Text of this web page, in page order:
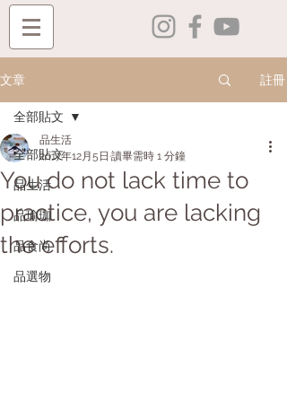
文章 註冊
全部貼文
品生活
品瑜珈
品食尚
品選物
全部貼文
You do not lack time to
practice, you are lacking
the efforts.
品生活
2017年12月5日 讀畢需時 1 分鐘